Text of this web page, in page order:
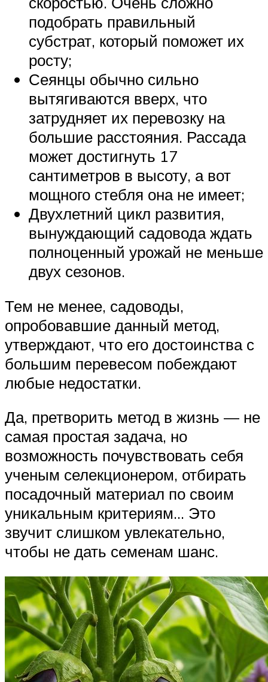
подобрать правильный
субстрат, который поможет их
росту;
Сеянцы обычно сильно
вытягиваются вверх, что
затрудняет их перевозку на
большие расстояния. Рассада
может достигнуть 17
сантиметров в высоту, а вот
мощного стебля она не имеет;
Двухлетний цикл развития,
вынуждающий садовода ждать
полноценный урожай не меньше
двух сезонов.
Тем не менее, садоводы,
опробовавшие данный метод,
утверждают, что его достоинства с
большим перевесом побеждают
любые недостатки.
Да, претворить метод в жизнь — не
самая простая задача, но
возможность почувствовать себя
ученым селекционером, отбирать
посадочный материал по своим
уникальным критериям… Это
звучит слишком увлекательно,
чтобы не дать семенам шанс.